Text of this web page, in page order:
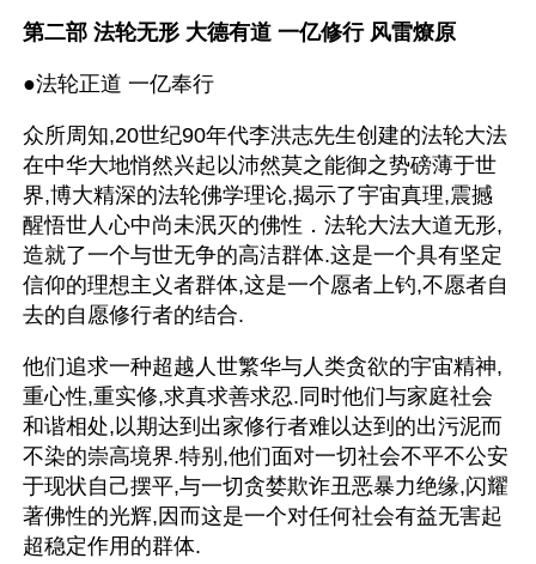
第二部 法轮无形 大德有道 一亿修行 风雷燎原
●法轮正道 一亿奉行
众所周知,20世纪90年代李洪志先生创建的法轮大法
在中华大地悄然兴起以沛然莫之能御之势磅薄于世
界,博大精深的法轮佛学理论,揭示了宇宙真理,震撼
醒悟世人心中尚未泯灭的佛性．法轮大法大道无形,
造就了一个与世无争的高洁群体.这是一个具有坚定
信仰的理想主义者群体,这是一个愿者上钓,不愿者自
去的自愿修行者的结合.
他们追求一种超越人世繁华与人类贪欲的宇宙精神,
重心性,重实修,求真求善求忍.同时他们与家庭社会
和谐相处,以期达到出家修行者难以达到的出污泥而
不染的崇高境界.特别,他们面对一切社会不平不公安
于现状自己摆平,与一切贪婪欺诈丑恶暴力绝缘,闪耀
著佛性的光辉,因而这是一个对任何社会有益无害起
超稳定作用的群体.